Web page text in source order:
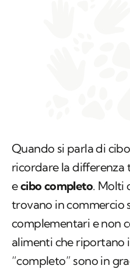
Quando si parla di
ricordare la differenza
ecibo completo. Molti
trovano in commercio
complementari e non
alimenti che riportano
“completo” sono in